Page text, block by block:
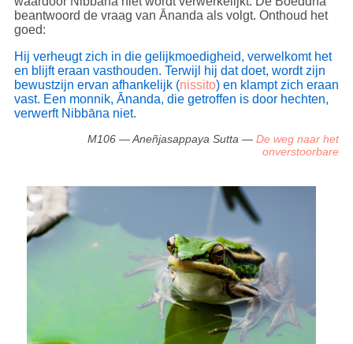
beantwoord de vraag van Ānanda als volgt. Onthoud het
goed:
Hij verheugt zich in die gelijkmoedigheid, verwelkomt het
en blijft eraan vasthouden. Terwijl hij dat doet, wordt zijn
bewustzijn ervan afhankelijk (nissito) en klampt zich eraan
vast. Een monnik, Ānanda, die getroffen is door hechten,
verwerft Nibbāna niet.
M106 — Aneñjasappaya Sutta —De weg naar het
onverstoorbare